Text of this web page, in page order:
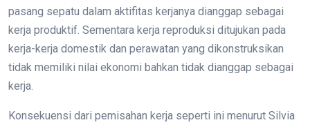
pasang sepatu dalam aktifitas kerjanya dianggap sebagai
kerja produktif. Sementara kerja reproduksi ditujukan pada
kerja-kerja domestik dan perawatan yang dikonstruksikan
tidak memiliki nilai ekonomi bahkan tidak dianggap sebagai
kerja.
Konsekuensi dari pemisahan kerja seperti ini menurut Silvia